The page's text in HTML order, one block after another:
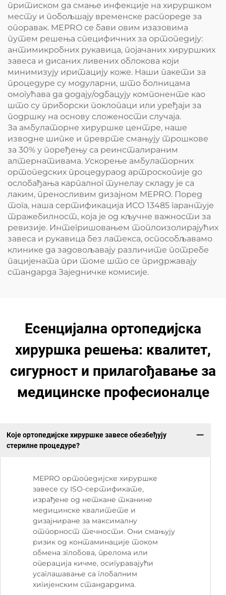
притиском да смање инфекције на хируршком
месту и побољшају временске распореде за
опоравак. MEPRO се бави овим изазовима
путем решења специфичних за ортопедију:
антимикробних рукавица, појачаних хируршких
завеса и дисаних ливених облокова који
минимизују иритацију коже. Наши пакети за
процедуре су модуларни, што болницама
омогућава да додају/одбацују компоненте као
што су приборски поклопаци или уређаји за
подршку на основу сложености случаја.
За амбулаторне хируршке центре, наше
изводне шипке и преврте смањују трошкове
за 30% у поређењу са реинсталираним
алтернативама. Ускорење амбулаторних
ортопедских процедураод артроскопије до
ослобађања карпалног тунелау складу је са
лаким, преносливим дизајном MEPRO. Поред
тога, наша сертификација ИСО 13485 гарантује
тражебилност, која је од кључне важности за
ревизије. Интегришовањем топлоизолирајућих
завеса и рукавица без латекса, оспособљавамо
клинике да задовољавају различите потребе
пацијената при томе што се придржавају
стандарда Заједничке комисије.
Есенцијална ортопедијска
хируршка решења: квалитет,
сигурност и прилагођавање за
медицинске професионалце
Које ортопедијске хируршке завесе обезбеђују
стерилне процедуре?
MEPRO ортопедијске хируршке
завесе су ISO-сертификате,
израђене од неткане тканине
медицинске квалитете и
дизајниране за максималну
отпорност течности. Они смањују
ризик од контаминације током
обмена зглобова, прелома или
операција кичме, осигуравајући
усаглашавање са глобалним
хигијенским стандардима.